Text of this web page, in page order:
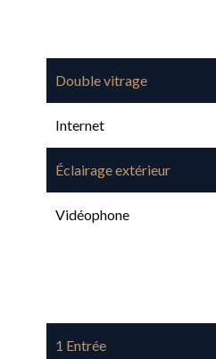
Double vitrage
Internet
Éclairage extérieur
Vidéophone
1 Entrée